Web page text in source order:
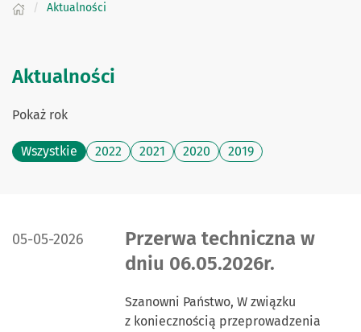
Aktualności
Aktualności
Pokaż rok
Wszystkie 2022 2021 2020 2019
DATA PUBLIKACJI:
05-05-2026
Przerwa techniczna w
dniu 06.05.2026r.
Szanowni Państwo, W związku
z koniecznością przeprowadzenia